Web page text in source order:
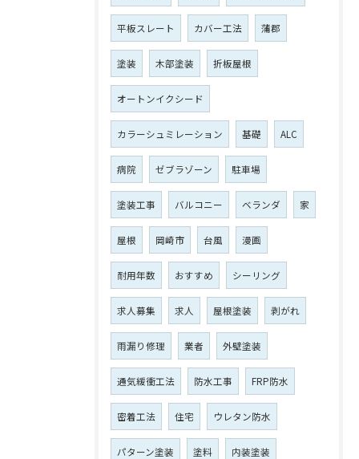
平板スレート カバー工法 蒲郡
塗装 木部塗装 折板屋根
オートンイクシード
カラーシュミレーション 基礎 ALC
病院 ゼブラゾーン 駐車場
塗装工事 バルコニー ベランダ 家
屋根 岡崎市 台風 漫画
耐用年数 おすすめ シーリング
求人募集 求人 屋根塗装 剥がれ
雨漏り修理 業者 外壁塗装
通気緩衝工法 防水工事 FRP防水
密着工法 住宅 ウレタン防水
パターン塗装 塗料 内装塗装